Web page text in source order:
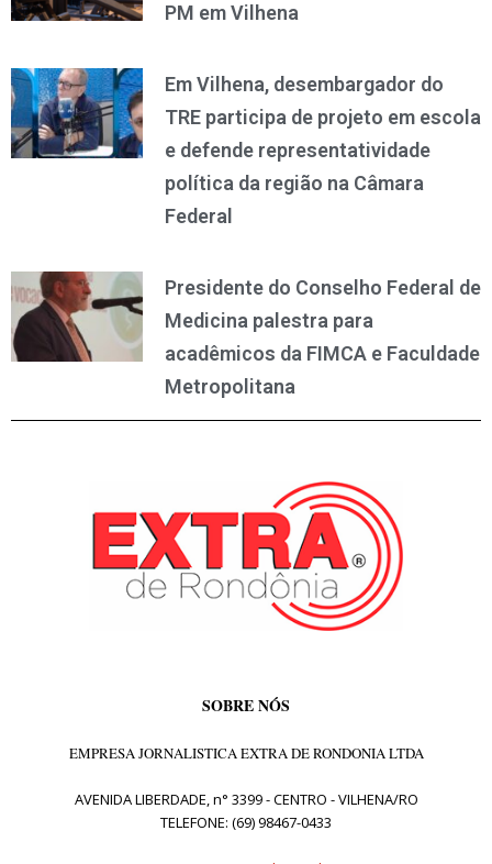
PM em Vilhena
Em Vilhena, desembargador do
TRE participa de projeto em escola
e defende representatividade
política da região na Câmara
Federal
Presidente do Conselho Federal de
Medicina palestra para
acadêmicos da FIMCA e Faculdade
Metropolitana
SOBRE NÓS
EMPRESA JORNALISTICA EXTRA DE RONDONIA LTDA
AVENIDA LIBERDADE, n° 3399 - CENTRO - VILHENA/RO
TELEFONE: (69) 98467-0433